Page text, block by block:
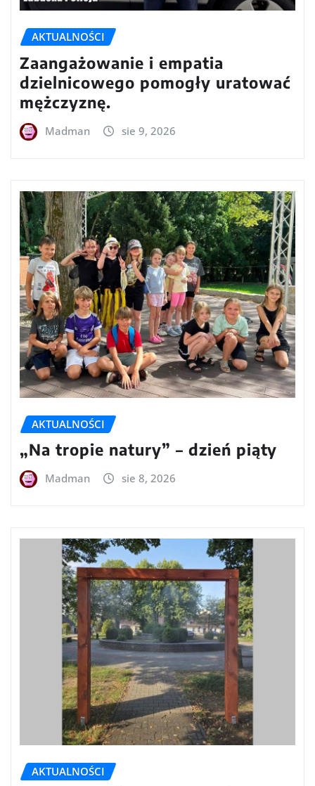
AKTUALNOŚCI
Zaangażowanie i empatia
dzielnicowego pomogły uratować
mężczyznę.
Madman sie 9, 2026
AKTUALNOŚCI
„Na tropie natury” – dzień piąty
Madman sie 8, 2026
AKTUALNOŚCI